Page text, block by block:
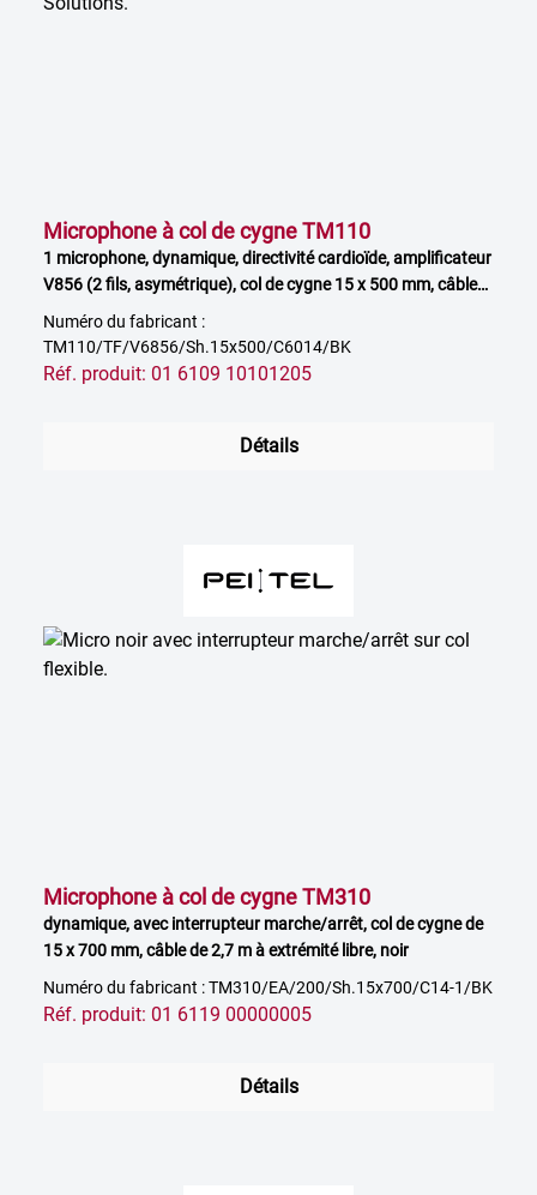
Microphone à col de cygne TM110
1 microphone, dynamique, directivité cardioïde, amplificateur
V856 (2 fils, asymétrique), col de cygne 15 x 500 mm, câble
de 2,1 m à extrémité libre, noir
Numéro du fabricant :
TM110/TF/V6856/Sh.15x500/C6014/BK
Réf. produit: 01 6109 10101205
Détails
Microphone à col de cygne TM310
dynamique, avec interrupteur marche/arrêt, col de cygne de
15 x 700 mm, câble de 2,7 m à extrémité libre, noir
Numéro du fabricant : TM310/EA/200/Sh.15x700/C14-1/BK
Réf. produit: 01 6119 00000005
Détails